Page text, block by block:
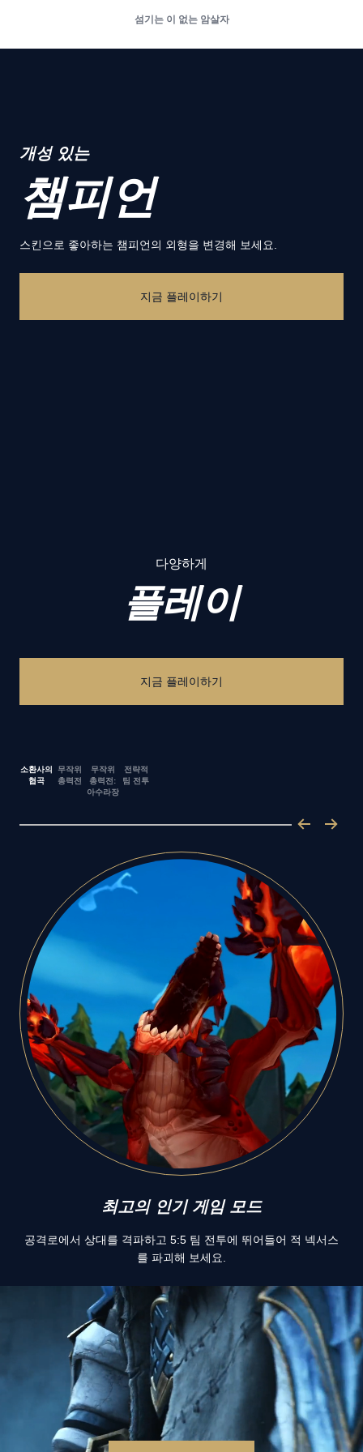
섬기는 이 없는 암살자
개성 있는
챔피언
스킨으로 좋아하는 챔피언의 외형을 변경해 보세요.
지금 플레이하기
다양하게
플레이
지금 플레이하기
소환사의
협곡
무작위
총력전
무작위
총력전:
아수라장
전략적
팀 전투
최고의 인기 게임 모드
공격로에서 상대를 격파하고 5:5 팀 전투에 뛰어들어 적 넥서스
를 파괴해 보세요.